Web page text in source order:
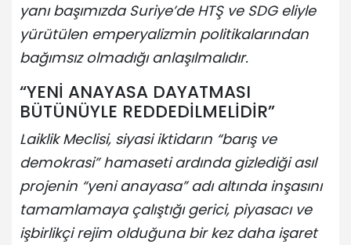
yanı başımızda Suriye’de HTŞ ve SDG eliyle
yürütülen emperyalizmin politikalarından
bağımsız olmadığı anlaşılmalıdır.
“YENİ ANAYASA DAYATMASI
BÜTÜNÜYLE REDDEDİLMELİDİR”
Laiklik Meclisi, siyasi iktidarın “barış ve
demokrasi” hamaseti ardında gizlediği asıl
projenin “yeni anayasa” adı altında inşasını
tamamlamaya çalıştığı gerici, piyasacı ve
işbirlikçi rejim olduğuna bir kez daha işaret